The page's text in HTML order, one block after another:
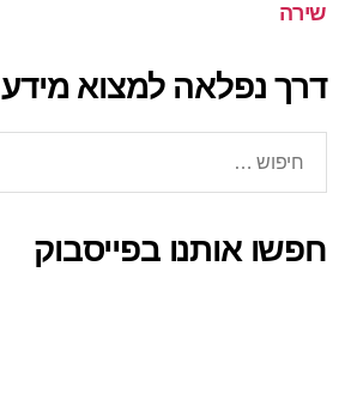
שירה
דרך נפלאה למצוא מידע
חפשו אותנו בפייסבוק